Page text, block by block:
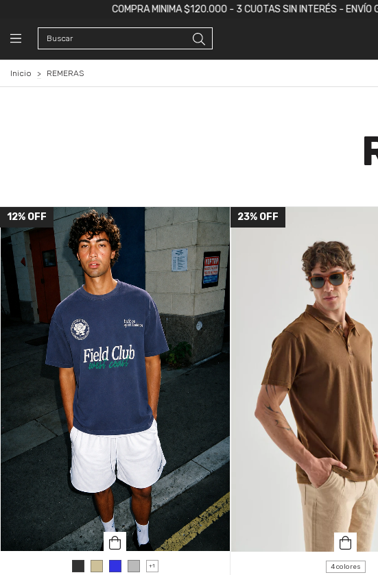
MINIMA $120.000 - 3 CUOTAS SIN INTERÉS - ENVÍO GRATIS A PARTIR DE $150.000 -
Inicio > REMERAS
12% OFF
+1
23% OFF
4 colores